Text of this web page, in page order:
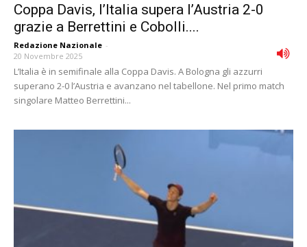
Coppa Davis, l’Italia supera l’Austria 2-0
grazie a Berrettini e Cobolli....
Redazione Nazionale -
20 Novembre 2025
L’Italia è in semifinale alla Coppa Davis. A Bologna gli azzurri
superano 2-0 l’Austria e avanzano nel tabellone. Nel primo match
singolare Matteo Berrettini...